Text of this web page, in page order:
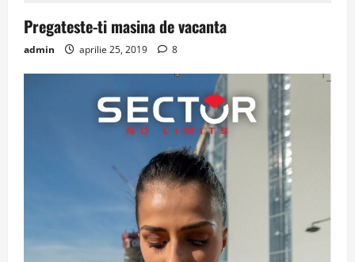
Pregateste-ti masina de vacanta
admin aprilie 25, 2019 8